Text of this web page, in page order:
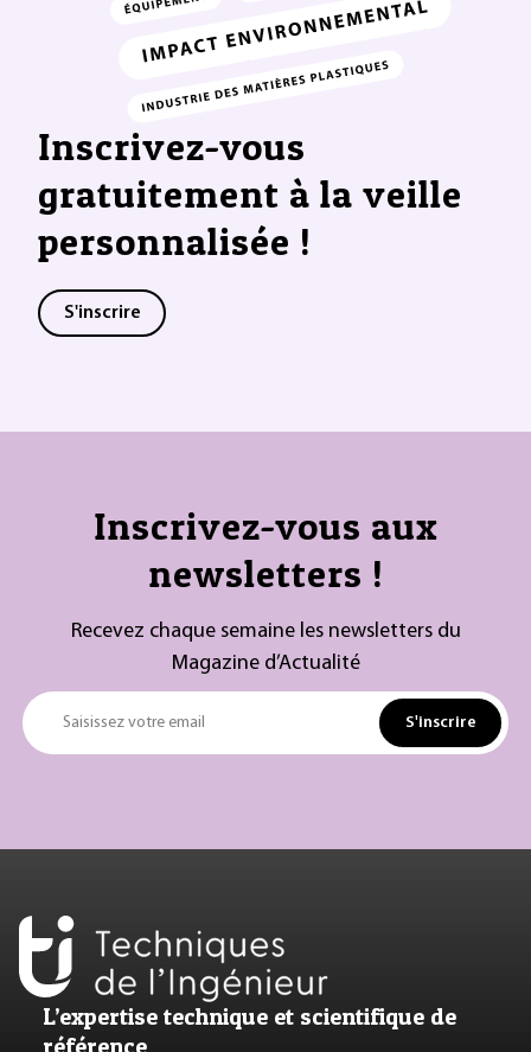
Inscrivez-vous
gratuitement à la veille
personnalisée !
S'inscrire
Inscrivez-vous aux
newsletters !
Recevez chaque semaine les newsletters du
Magazine d’Actualité
Saisissez votre email S'inscrire
L’expertise technique et scientifique de
référence